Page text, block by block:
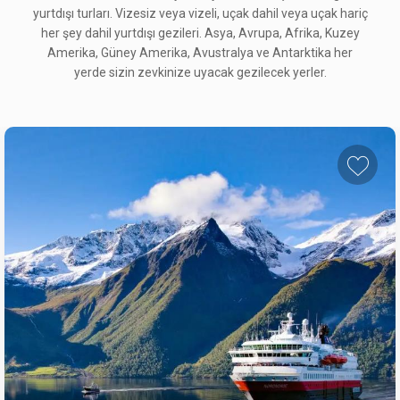
yurtdışı turları. Vizesiz veya vizeli, uçak dahil veya uçak hariç
her şey dahil yurtdışı gezileri. Asya, Avrupa, Afrika, Kuzey
Amerika, Güney Amerika, Avustralya ve Antarktika her
yerde sizin zevkinize uyacak gezilecek yerler.